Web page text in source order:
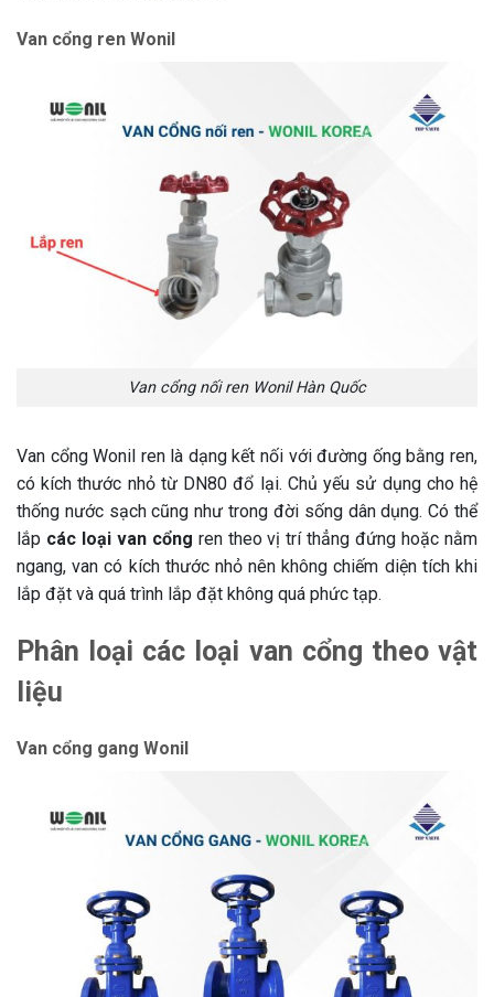
Van cổng ren Wonil
Van cổng nối ren Wonil Hàn Quốc
Van cổng Wonil ren là dạng kết nối với đường ống bằng ren,
có kích thước nhỏ từ DN80 đổ lại. Chủ yếu sử dụng cho hệ
thống nước sạch cũng như trong đời sống dân dụng. Có thể
lắp các loại van cổng ren theo vị trí thẳng đứng hoặc nằm
ngang, van có kích thước nhỏ nên không chiếm diện tích khi
lắp đặt và quá trình lắp đặt không quá phức tạp.
Phân loại các loại van cổng theo vật
liệu
Van cổng gang Wonil